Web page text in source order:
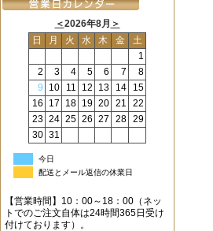
＜2026年8月 ＞
日
月 火 水 木 金
土
1
2
3 4 5 6 7
8
9
10 11 12 13 14
15
16
17 18 19 20 21
22
23 24 25 26 27 28 29
30 31
今日
配送とメール返信の休業日
【営業時間】10：00～18：00（ネッ
トでのご注文自体は24時間365日受け
付けております）。